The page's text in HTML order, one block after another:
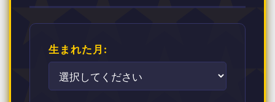
生まれた月: